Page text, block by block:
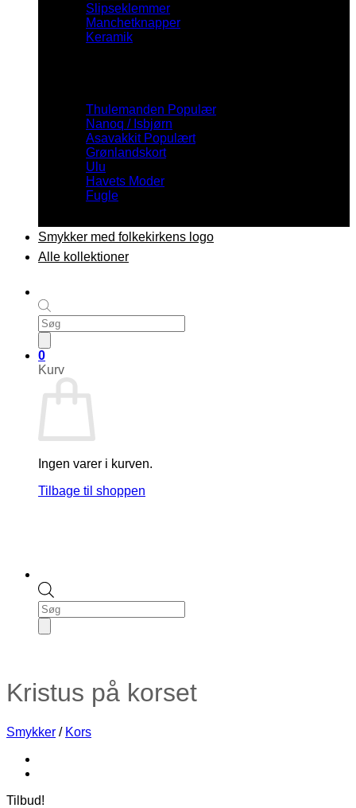
Products
search
0
Kurv
Ingen varer i kurven.
Tilbage til shoppen
Slipseklemmer
Manchetknapper
Keramik
Thulemanden
Nanoq / Isbjørn
Asavakkit
Grønlandskort
Ulu
Havets Moder
Fugle
Smykker med folkekirkens logo
Alle kollektioner
Products
search
Kristus på korset
Smykker / Kors
Tilbud!